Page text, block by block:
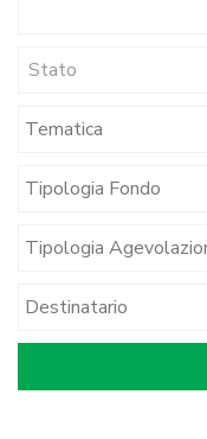
Stato